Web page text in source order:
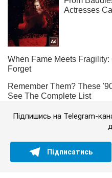
Підпишись на Telegram-
Підписатись